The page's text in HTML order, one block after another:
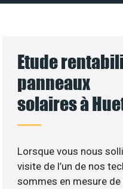
Etude
panneaux
solaires à
Lorsque vous nous
visite de l’un de nos
sommes en mesure